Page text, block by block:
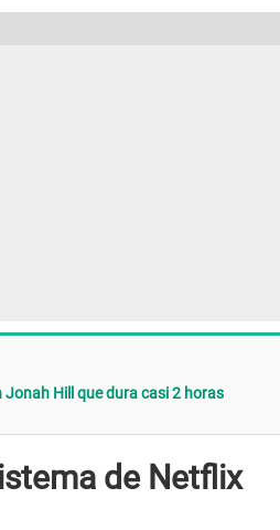
Hill que dura casi 2 horas
de Netflix